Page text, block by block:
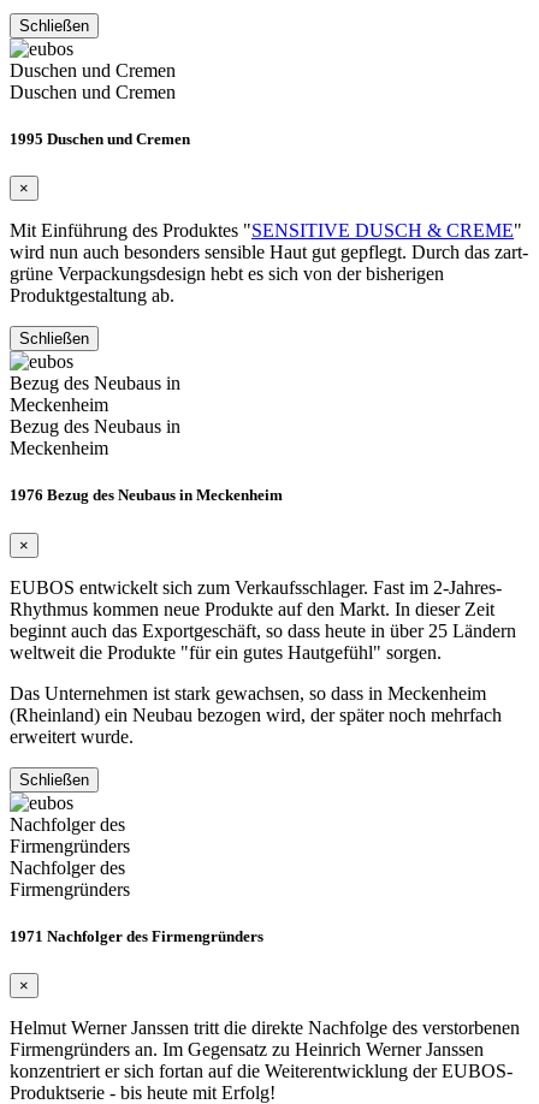
Schließen
Duschen und Cremen
Duschen und Cremen
1995 Duschen und Cremen
×
Mit Einführung des Produktes "SENSITIVE DUSCH & CREME"
wird nun auch besonders sensible Haut gut gepflegt. Durch das zart-
grüne Verpackungsdesign hebt es sich von der bisherigen
Produktgestaltung ab.
Schließen
Bezug des Neubaus in
Meckenheim
Bezug des Neubaus in
Meckenheim
1976 Bezug des Neubaus in Meckenheim
×
EUBOS entwickelt sich zum Verkaufsschlager. Fast im 2-Jahres-
Rhythmus kommen neue Produkte auf den Markt. In dieser Zeit
beginnt auch das Exportgeschäft, so dass heute in über 25 Ländern
weltweit die Produkte "für ein gutes Hautgefühl" sorgen.
Das Unternehmen ist stark gewachsen, so dass in Meckenheim
(Rheinland) ein Neubau bezogen wird, der später noch mehrfach
erweitert wurde.
Schließen
Nachfolger des
Firmengründers
Nachfolger des
Firmengründers
1971 Nachfolger des Firmengründers
×
Helmut Werner Janssen tritt die direkte Nachfolge des verstorbenen
Firmengründers an. Im Gegensatz zu Heinrich Werner Janssen
konzentriert er sich fortan auf die Weiterentwicklung der EUBOS-
Produktserie - bis heute mit Erfolg!